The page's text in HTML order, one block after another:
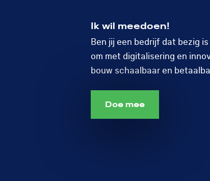
Ik wil meedoen!
Ben jij een bedrijf dat bezig
om met digitalisering en
bouw schaalbaar en
Doe mee